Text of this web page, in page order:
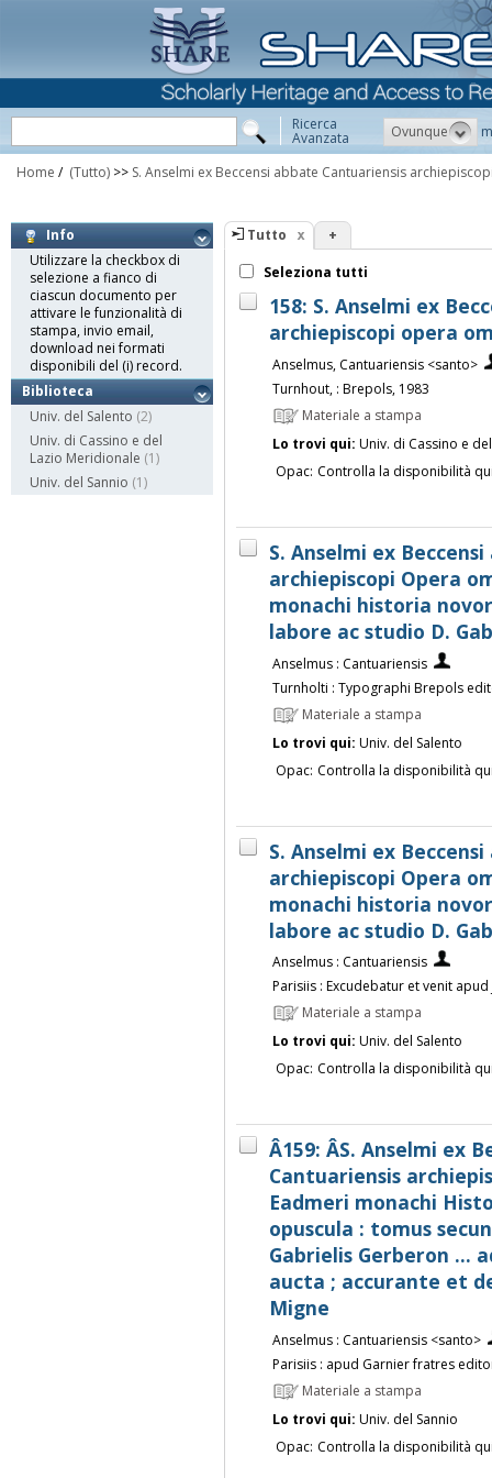
Ricerca
Avanzata Ovunque
Home / (Tutto) >> S. Anselmi ex Beccensi abbate Cantuariensis
Info
Utilizzare la checkbox di
selezione a fianco di
ciascun documento per
attivare le funzionalità di
stampa, invio email,
download nei formati
disponibili del (i) record.
Biblioteca
Univ. del Salento (2)
Univ. di Cassino e del
Lazio Meridionale (1)
Univ. del Sannio (1)
Tutto +
Seleziona tutti
158: S. Anselmi ex
archiepiscopi opera
Anselmus, Cantuariensis <santo>
Turnhout, : Brepols, 1983
Materiale a stampa
Lo trovi qui: Univ. di Cassino e
Opac: Controlla la disponibilità
S. Anselmi ex
archiepiscopi Opera
monachi historia
labore ac studio D.
Anselmus : Cantuariensis
Turnholti : Typographi Brepols
Materiale a stampa
Lo trovi qui: Univ. del Salento
Opac: Controlla la disponibilità
S. Anselmi ex
archiepiscopi Opera
monachi historia
labore ac studio D.
Anselmus : Cantuariensis
Parisiis : Excudebatur et venit
Materiale a stampa
Lo trovi qui: Univ. del Salento
Opac: Controlla la disponibilità
Â159: ÂS. Anselmi ex
Cantuariensis
Eadmeri monachi
opuscula : tomus
Gabrielis Gerberon ...
aucta ; accurante et
Migne
Anselmus : Cantuariensis <santo>
Parisiis : apud Garnier fratres
Materiale a stampa
Lo trovi qui: Univ. del Sannio
Opac: Controlla la disponibilità